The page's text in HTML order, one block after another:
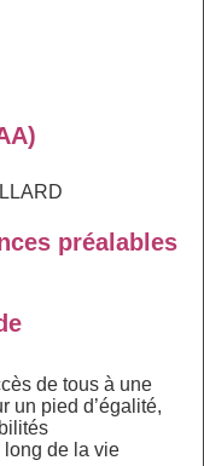
préalables
de tous à une
un pied d’égalité,
long de la vie